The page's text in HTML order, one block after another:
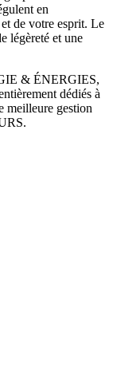
en
de votre esprit. Le
légèreté et une
& ÉNERGIES,
dédiés à
meilleure gestion